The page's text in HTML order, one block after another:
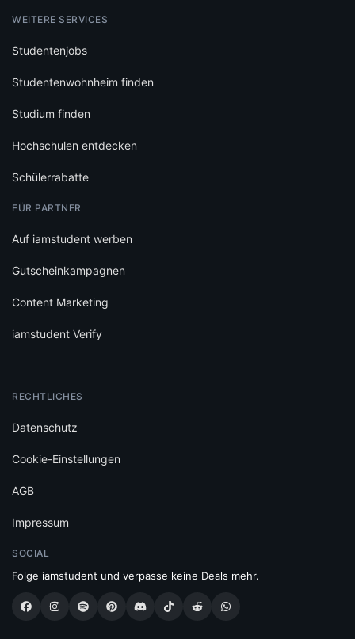
WEITERE SERVICES
Studentenjobs
Studentenwohnheim finden
Studium finden
Hochschulen entdecken
Schülerrabatte
FÜR PARTNER
Auf iamstudent werben
Gutscheinkampagnen
Content Marketing
iamstudent Verify
RECHTLICHES
Datenschutz
Cookie-Einstellungen
AGB
Impressum
SOCIAL
Folge iamstudent und verpasse keine Deals mehr.